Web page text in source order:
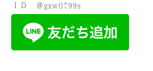
ＩＤ ＠gxw0799s